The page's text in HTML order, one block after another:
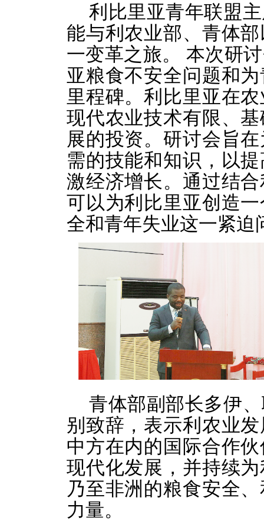
利比里亚青年联盟
能与利农业部、青体
一变革之旅。 本次研
亚粮食不安全问题和
里程碑。利比里亚在
现代农业技术有限、
展的投资。研讨会旨
需的技能和知识，以
激经济增长。通过结
可以为利比里亚创造
全和青年失业这一紧迫
青体部副部长多伊
别致辞，表示利农业
中方在内的国际合作
现代化发展，并持续
乃至非洲的粮食安全
力量。